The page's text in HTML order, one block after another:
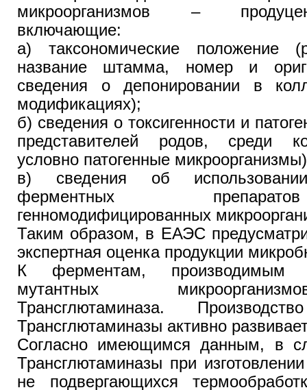
микроорганизмов –
включающие:
а) таксономические положение
название штамма, номер и
сведения о депонировании в
модификациях);
б) сведения о токсигенности и
представителей родов, среди
условно патогенные
в) сведения об
ферментных
генномодифицированных
Таким образом, в ЕАЭС
экспертная оценка продукции
К ферментам, производимым
мутантных
Трансглютаминаза.
Трансглютаминазы активно
Согласно имеющимся данным, в
Трансглютаминазы при
не подвергающихся